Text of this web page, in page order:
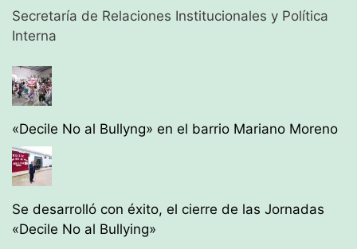
Secretaría de Relaciones Institucionales y Política
Interna
«Decile No al Bullyng» en el barrio Mariano Moreno
Se desarrolló con éxito, el cierre de las Jornadas
«Decile No al Bullying»